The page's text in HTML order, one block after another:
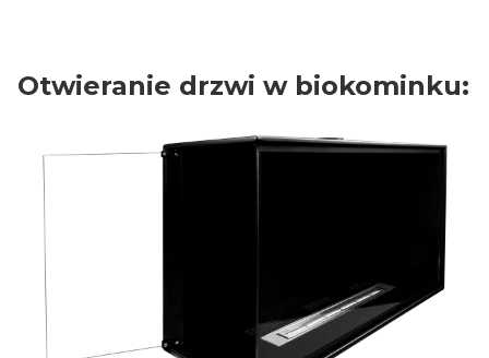
Otwieranie drzwi w biokominku: